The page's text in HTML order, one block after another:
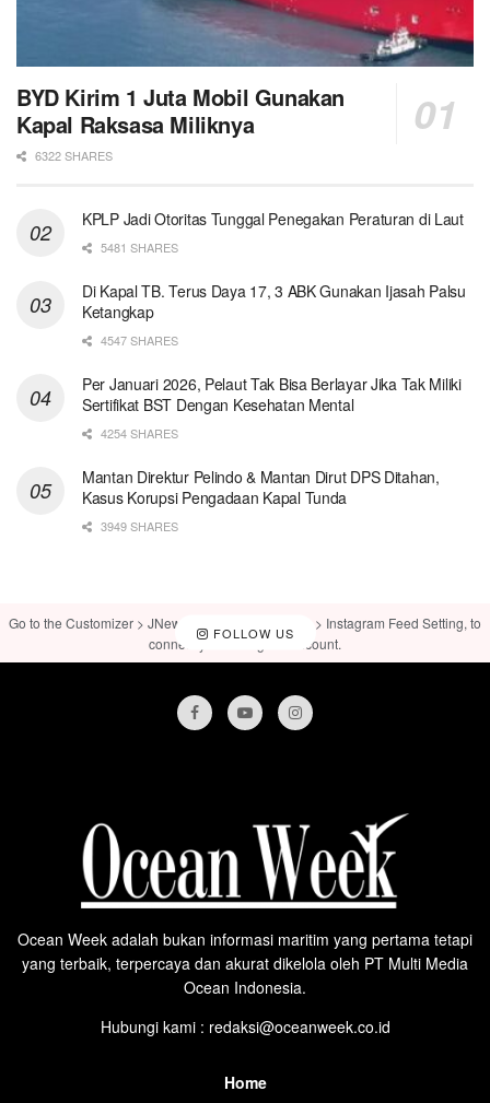
BYD Kirim 1 Juta Mobil Gunakan
Kapal Raksasa Miliknya
6322 SHARES
KPLP Jadi Otoritas Tunggal Penegakan Peraturan di Laut
5481 SHARES
Di Kapal TB. Terus Daya 17, 3 ABK Gunakan Ijasah Palsu
Ketangkap
4547 SHARES
Per Januari 2026, Pelaut Tak Bisa Berlayar Jika Tak Miliki
Sertifikat BST Dengan Kesehatan Mental
4254 SHARES
Mantan Direktur Pelindo & Mantan Dirut DPS Ditahan,
Kasus Korupsi Pengadaan Kapal Tunda
3949 SHARES
FOLLOW US
Go to the Customizer > JNews : Social, Like & View > Instagram Feed Setting, to
connect your Instagram account.
Ocean Week adalah bukan informasi maritim yang pertama tetapi
yang terbaik, terpercaya dan akurat dikelola oleh PT Multi Media
Ocean Indonesia.
Hubungi kami : redaksi@oceanweek.co.id
Home